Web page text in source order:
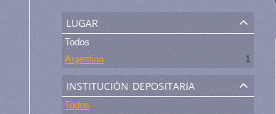
lugar
Todos
Argentina
1
institución depositaria
Todos